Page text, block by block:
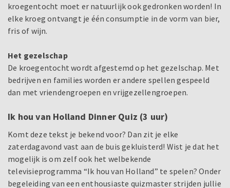
kroegentocht moet er natuurlijk ook gedronken worden! In
elke kroeg ontvangt je één consumptie in de vorm van bier,
fris of wijn.
Het gezelschap
De kroegentocht wordt afgestemd op het gezelschap. Met
bedrijven en families worden er andere spellen gespeeld
dan met vriendengroepen en vrijgezellengroepen.
Ik hou van Holland Dinner Quiz (3 uur)
Komt deze tekst je bekend voor? Dan zit je elke
zaterdagavond vast aan de buis gekluisterd! Wist je dat het
mogelijk is om zelf ook het welbekende
televisieprogramma “Ik hou van Holland” te spelen? Onder
begeleiding van een enthousiaste quizmaster strijden jullie